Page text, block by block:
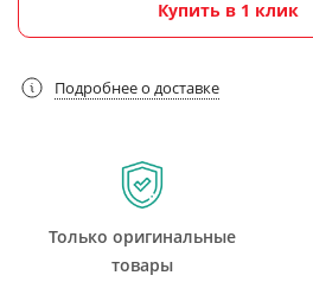
Купить в 1 клик
Подробнее о доставке
Только оригинальные
товары